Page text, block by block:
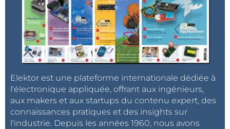
Elektor est une plateforme internationale dédiée à
l'électronique appliquée, offrant aux ingénieurs,
aux makers et aux startups du contenu expert, des
connaissances pratiques et des insights sur
l'industrie. Depuis les années 1960, nous avons